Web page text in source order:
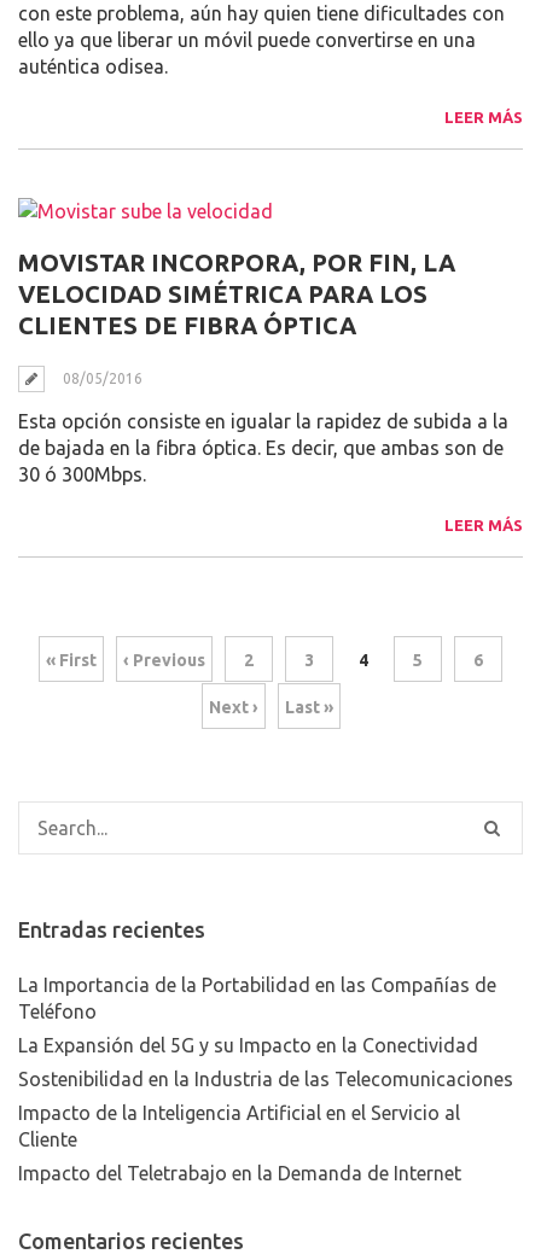
con este problema, aún hay quien tiene dificultades con
ello ya que liberar un móvil puede convertirse en una
auténtica odisea.
LEER MÁS
MOVISTAR INCORPORA, POR FIN, LA
VELOCIDAD SIMÉTRICA PARA LOS
CLIENTES DE FIBRA ÓPTICA
08/05/2016
Esta opción consiste en igualar la rapidez de subida a la
de bajada en la fibra óptica. Es decir, que ambas son de
30 ó 300Mbps.
LEER MÁS
« First ‹ Previous 2 3 4 5 6
Next › Last »
Entradas recientes
La Importancia de la Portabilidad en las Compañías de
Teléfono
La Expansión del 5G y su Impacto en la Conectividad
Sostenibilidad en la Industria de las Telecomunicaciones
Impacto de la Inteligencia Artificial en el Servicio al
Cliente
Impacto del Teletrabajo en la Demanda de Internet
Comentarios recientes